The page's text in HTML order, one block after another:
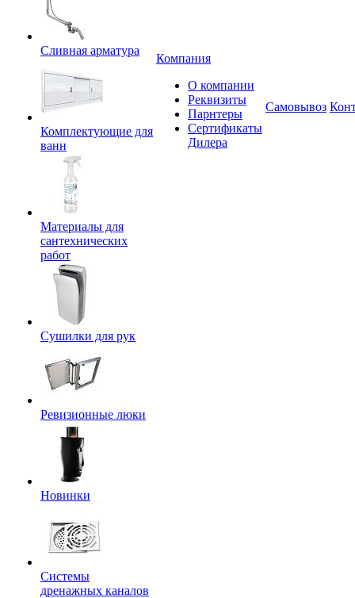
Сливная арматура
Комплектующие для
ванн
Материалы для
сантехнических
работ
Сушилки для рук
Ревизионные люки
Новинки
Системы
дренажных каналов
Компания
О компании
Реквизиты
Парнтеры
Сертификаты
Дилера
Самовывоз